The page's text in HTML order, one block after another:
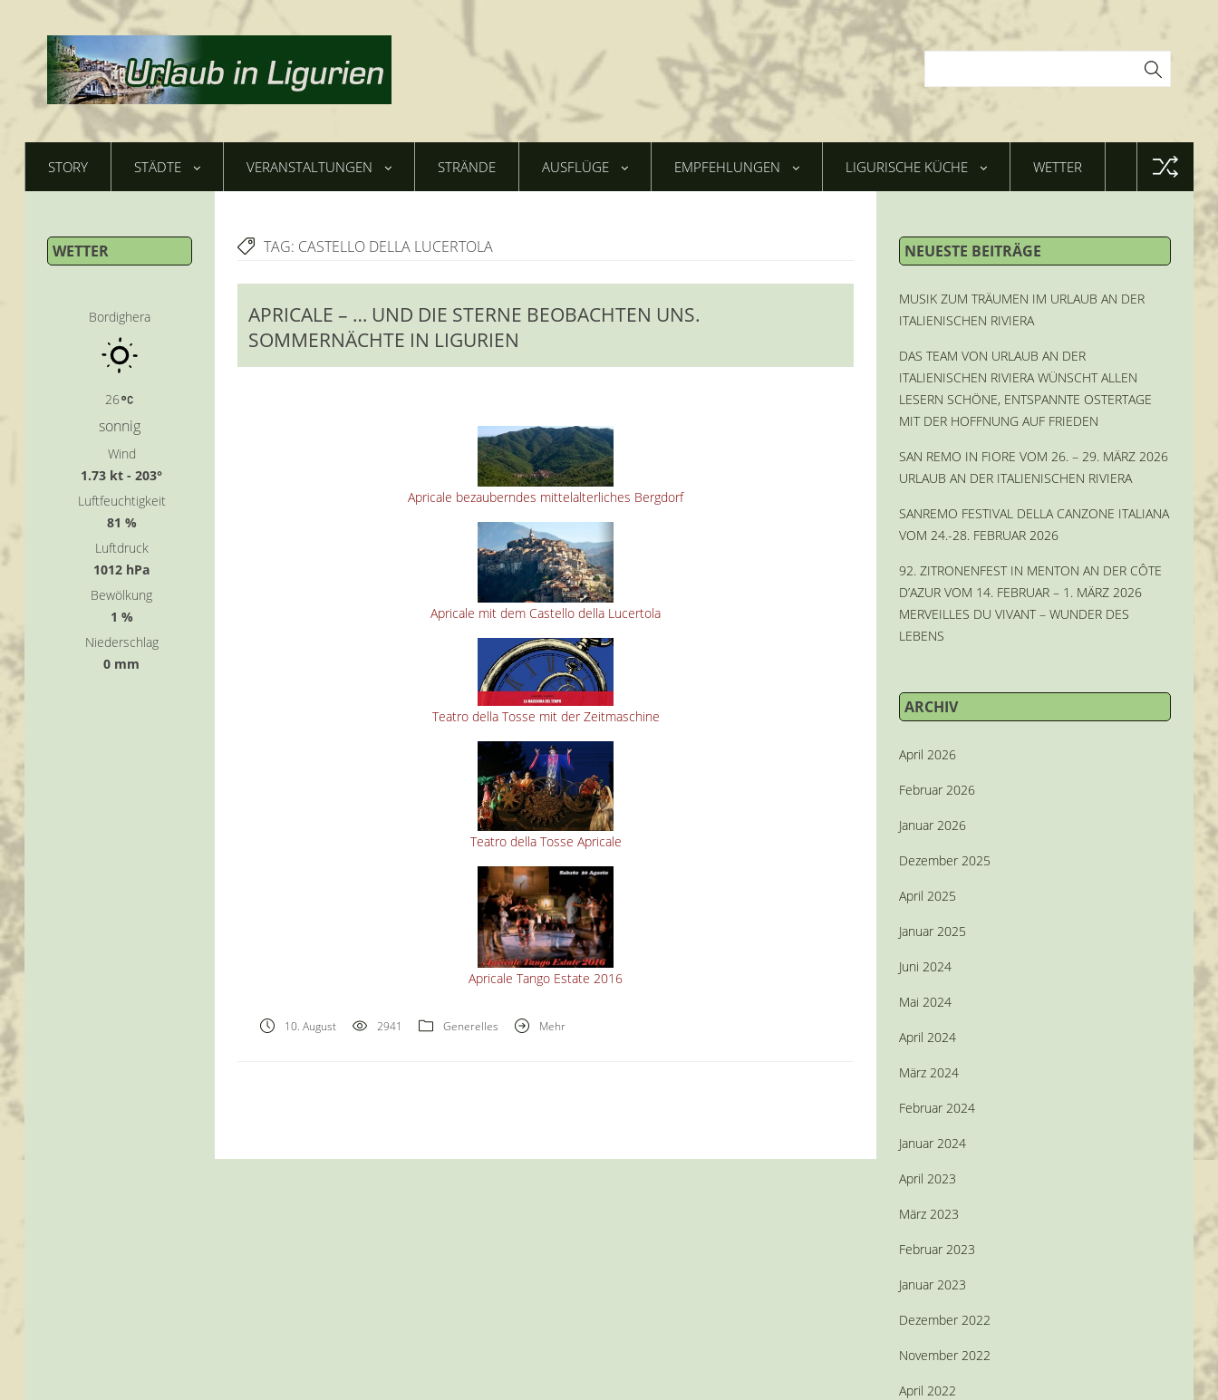
STORY STÄDTE VERANSTALTUNGEN STRÄNDE AUSFLÜGE EMPFEHLUNGEN LIGURISCHE KÜCHE WETTER
WETTER
Bordighera
26
sonnig
Wind
1.73 kt - 203°
Luftfeuchtigkeit
81 %
Luftdruck
1012 hPa
Bewölkung
1 %
Niederschlag
0 mm
TAG: CASTELLO DELLA LUCERTOLA
APRICALE – … UND DIE STERNE BEOBACHTEN UNS.
SOMMERNÄCHTE IN LIGURIEN
Apricale bezauberndes mittelalterliches Bergdorf
Apricale mit dem Castello della Lucertola
Teatro della Tosse mit der Zeitmaschine
Teatro della Tosse Apricale
Apricale Tango Estate 2016
10. August 2941 Generelles Mehr
NEUESTE BEITRÄGE
MUSIK ZUM TRÄUMEN IM URLAUB AN DER
ITALIENISCHEN RIVIERA
DAS TEAM VON URLAUB AN DER
ITALIENISCHEN RIVIERA WÜNSCHT ALLEN
LESERN SCHÖNE, ENTSPANNTE OSTERTAGE
MIT DER HOFFNUNG AUF FRIEDEN
SAN REMO IN FIORE VOM 26. – 29. MÄRZ 2026
URLAUB AN DER ITALIENISCHEN RIVIERA
SANREMO FESTIVAL DELLA CANZONE ITALIANA
VOM 24.-28. FEBRUAR 2026
92. ZITRONENFEST IN MENTON AN DER CÔTE
D’AZUR VOM 14. FEBRUAR – 1. MÄRZ 2026
MERVEILLES DU VIVANT – WUNDER DES
LEBENS
ARCHIV
April 2026
Februar 2026
Januar 2026
Dezember 2025
April 2025
Januar 2025
Juni 2024
Mai 2024
April 2024
März 2024
Februar 2024
Januar 2024
April 2023
März 2023
Februar 2023
Januar 2023
Dezember 2022
November 2022
April 2022